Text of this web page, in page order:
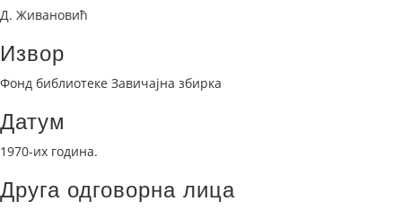
Д. Живановић
Извор
Фонд библиотеке Завичајна збирка
Датум
1970-их година.
Друга одговорна лица